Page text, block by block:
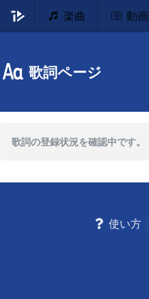
楽曲 動画
歌詞ページ
歌詞の登録状況を確認中です。
使い方